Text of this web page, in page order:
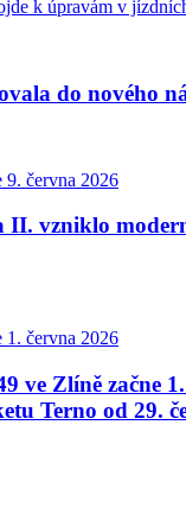
k úpravám v
do nového
9. června 2026
vzniklo
1. června 2026
ve Zlíně začne
Terno od 29.